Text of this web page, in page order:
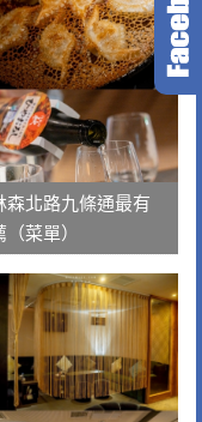
森北路九條通最有
菜單）